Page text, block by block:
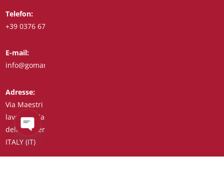
Telefon:
+39 0376 671780
E-mail:
info@goman.it
Adresse:
Via Maestri del
lavoro, 8 Castiglione
delle Stiviere 46043
ITALY (IT)
Open
chaty